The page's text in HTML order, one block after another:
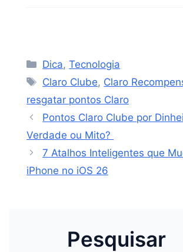
Categorias
Dica,Tecnologia
Tags
Claro Clube, Claro
resgatar pontos Claro
Pontos Claro Clube por
Verdade ou Mito?
7 Atalhos Inteligentes que
iPhone no iOS 26
Pesquisar